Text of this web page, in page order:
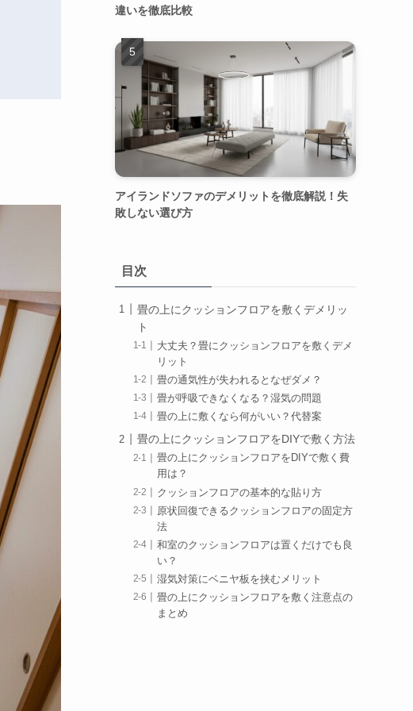
違いを徹底比較
アイランドソファのデメリットを徹底解説！失
敗しない選び方
目次
畳の上にクッションフロアを敷くデメリッ
ト
大丈夫？畳にクッションフロアを敷くデメ
リット
畳の通気性が失われるとなぜダメ？
畳が呼吸できなくなる？湿気の問題
畳の上に敷くなら何がいい？代替案
畳の上にクッションフロアをDIYで敷く方法
畳の上にクッションフロアをDIYで敷く費
用は？
クッションフロアの基本的な貼り方
原状回復できるクッションフロアの固定方
法
和室のクッションフロアは置くだけでも良
い？
湿気対策にベニヤ板を挟むメリット
畳の上にクッションフロアを敷く注意点の
まとめ